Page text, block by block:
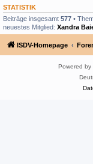
STATISTIK
Beiträge insgesamt 577 •
neuestes Mitglied: Xandra
ISDV-Homepage
Powered by